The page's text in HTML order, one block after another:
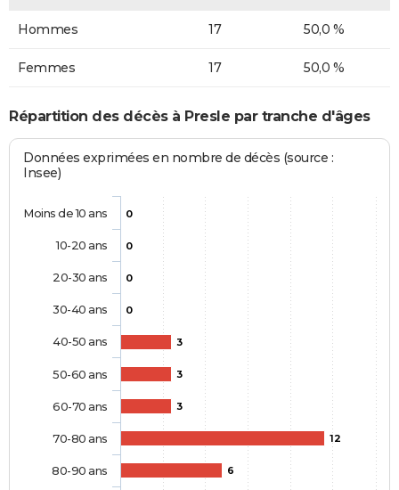
Hommes 17 50,0 %
Femmes 17 50,0 %
Répartition des décès à Presle par tranche d'âges
Données exprimées en nombre de décès (source :
Insee)
0
0
0
0
3
3
3
12
6
Moins de 10 ans
10-20 ans
20-30 ans
30-40 ans
40-50 ans
50-60 ans
60-70 ans
70-80 ans
80-90 ans